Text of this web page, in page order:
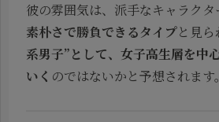
彼の雰囲気は、派手なキャラクタ
素朴さで勝負できるタイプと見ら
系男子”として、女子高生層を中
いく のではないかと予想されます。